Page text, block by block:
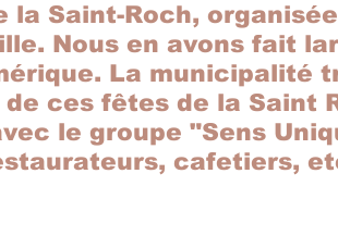
la Saint-Roch,
Nous en avons fait
La municipalité
ces fêtes de la Saint
le groupe "Sens
cafetiers,